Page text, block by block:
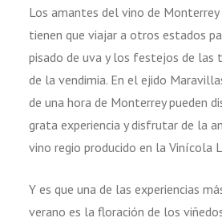
Los amantes del vino de Monterrey
tienen que viajar a otros estados
pisado de uva y los festejos de las
de la vendimia. En el ejido
de una hora de Monterrey pueden
grata experiencia y disfrutar de la
vino regio producido en la Vinícola
Y es que una de las experiencias
verano es la floración de los